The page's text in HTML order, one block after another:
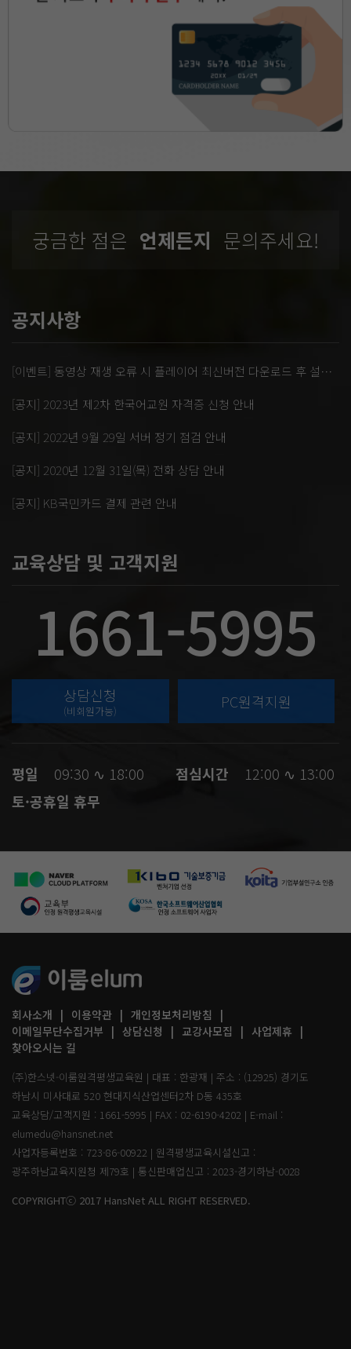
궁금한 점은 언제든지 문의주세요!
공지사항
[이벤트] 동영상 재생 오류 시 플레이어 최신버전 다운로드 후 설치 부탁드립니다.
[공지] 2023년 제2차 한국어교원 자격증 신청 안내
[공지] 2022년 9월 29일 서버 정기 점검 안내
[공지] 2020년 12월 31일(목) 전화 상담 안내
[공지] KB국민카드 결제 관련 안내
교육상담 및 고객지원
1661-5995
상담신청
(비회원가능) PC원격지원
평일 09:30 ∿ 18:00 점심시간
12:00 ∿ 13:00
토·공휴일 휴무
회사소개 이용약관
개인정보처리방침
이메일무단수집거부
상담신청 교강사모집
사업제휴
찾아오시는 길
(주)한스넷-이룸원격평생교육원 | 대표 : 한광재 | 주소 : (12925) 경기도
하남시 미사대로 520 현대지식산업센터2차 D동 435호
교육상담/고객지원 : 1661-5995 | FAX : 02-6190-4202 | E-mail :
elumedu@hansnet.net
사업자등록번호 : 723-86-00922 | 원격평생교육시설신고 :
광주하남교육지원청 제79호 | 통신판매업신고 : 2023-경기하남-0028
COPYRIGHTⓒ 2017 HansNet ALL RIGHT RESERVED.